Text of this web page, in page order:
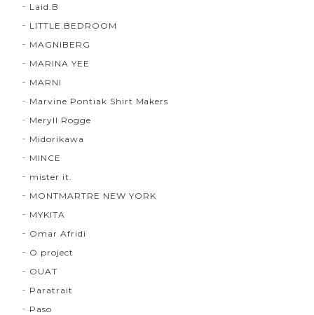
Laid.B
LITTLE.BEDROOM
MAGNIBERG
MARINA YEE
MARNI
Marvine Pontiak Shirt Makers
Meryll Rogge
Midorikawa
MINCE
mister it.
MONTMARTRE NEW YORK
MYKITA
Omar Afridi
O project
OUAT
Paratrait
Paso